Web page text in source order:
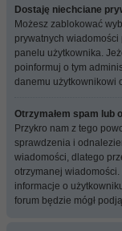
Dostaję niechciane
Możesz zablokować
prywatnych
panelu użytkownika.
poinformuj o tym
danemu użytkownikowi
Otrzymałem spam lub
Przykro nam z tego
sprawdzenia i
wiadomości, dlatego
otrzymanej
informacje o
forum będzie mógł